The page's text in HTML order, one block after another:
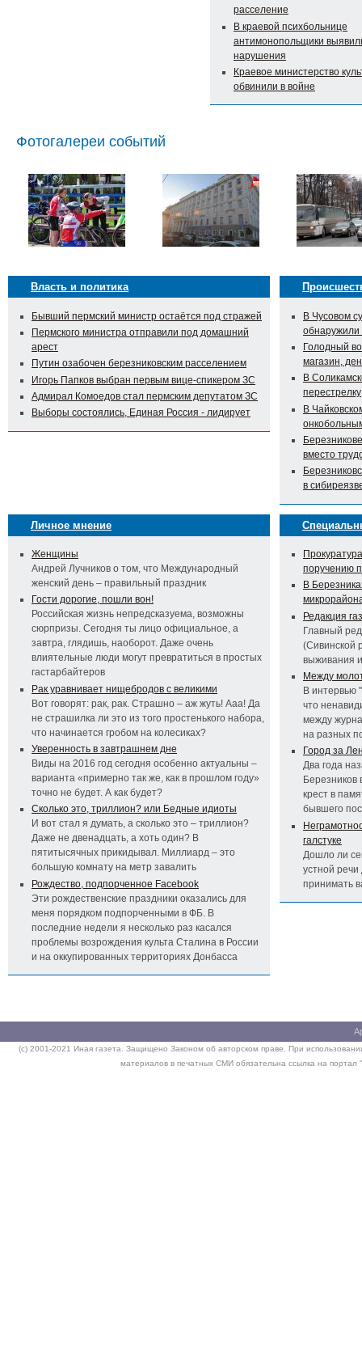
расселение
В краевой психбольнице
антимонопольщики
нарушения
Краевое министерство
обвинили в войне
Фотогалереи событий
Власть и политика
Бывший пермский министр остаётся под стражей
Пермского министра отправили под домашний
арест
Путин озабочен березниковским расселением
Игорь Папков выбран первым вице-спикером ЗС
Адмирал Комоедов стал пермским депутатом ЗС
Выборы состоялись, Единая Россия - лидирует
В Чусовом
Голодный
магазин,
В
перестрелку
В
вместо
в
Личное мнение
Женщины
Андрей Лучников о том, что Международный
женский день – правильный праздник
Гости дорогие, пошли вон!
Российская жизнь непредсказуема, возможны
сюрпризы. Сегодня ты лицо официальное, а
завтра, глядишь, наоборот. Даже очень
влиятельные люди могут превратиться в простых
гастарбайтеров
Рак уравнивает нищебродов с великими
Вот говорят: рак, рак. Страшно – аж жуть! Ааа! Да
не страшилка ли это из того простенького набора,
что начинается гробом на колесиках?
Уверенность в завтрашнем дне
Виды на 2016 год сегодня особенно актуальны –
варианта «примерно так же, как в прошлом году»
точно не будет. А как будет?
Сколько это, триллион? или Бедные идиоты
И вот стал я думать, а сколько это – триллион?
Даже не двенадцать, а хоть один? В
пятитысячных прикидывал. Миллиард – это
большую комнату на метр завалить
Рождество, подпорченное Facebook
Эти рождественские праздники оказались для
меня порядком подпорченными в ФБ. В
последние недели я несколько раз касался
проблемы возрождения культа Сталина в России
и на оккупированных территориях Донбасса
поручению
В
Редакция
Главный
(Сивинской
выживания
Между
В интервью
что
между
на разных
Город за
Два года
Березников
крест в
бывшего
галстуке
Дошло ли
устной речи
принимать
(c) 2001-2021 Иная газета. Защищено Законом об авторском праве. При
материалов в печатных СМИ обязательна ссылка на